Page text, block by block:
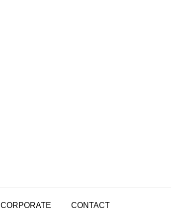
CORPORATE CONTACT